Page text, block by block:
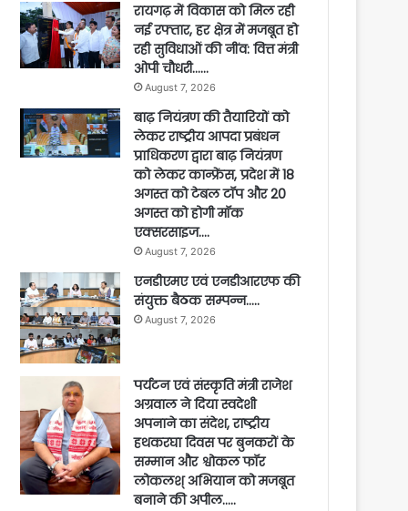
रायगढ़ में विकास को मिल रही
नई रफ्तार, हर क्षेत्र में मजबूत हो
रही सुविधाओं की नींव: वित्त मंत्री
ओपी चौधरी……
August 7, 2026
बाढ़ नियंत्रण की तैयारियों को
लेकर राष्ट्रीय आपदा प्रबंधन
प्राधिकरण द्वारा बाढ़ नियंत्रण
को लेकर कान्फ्रेंस, प्रदेश में 18
अगस्त को टेबल टॉप और 20
अगस्त को होगी मॉक
एक्सरसाइज….
August 7, 2026
एनडीएमए एवं एनडीआरएफ की
संयुक्त बैठक सम्पन्न…..
August 7, 2026
पर्यटन एवं संस्कृति मंत्री राजेश
अग्रवाल ने दिया स्वदेशी
अपनाने का संदेश, राष्ट्रीय
हथकरघा दिवस पर बुनकरों के
सम्मान और श्वोकल फॉर
लोकलश् अभियान को मजबूत
बनाने की अपील…..